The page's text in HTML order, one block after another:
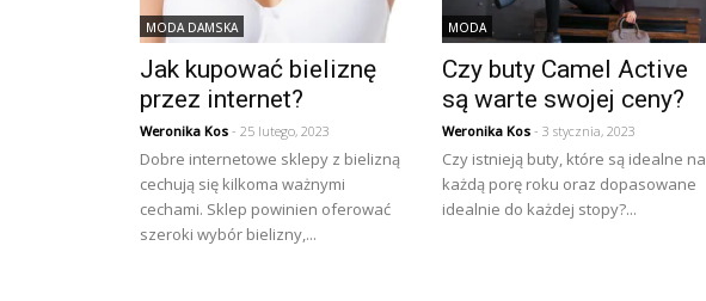
MODA DAMSKA
Jak kupować bieliznę
przez internet?
Weronika Kos - 25 lutego, 2023
Dobre internetowe sklepy z bielizną
cechują się kilkoma ważnymi
cechami. Sklep powinien oferować
szeroki wybór bielizny,...
MODA
Czy buty Camel Active
są warte swojej ceny?
Weronika Kos - 3 stycznia, 2023
Czy istnieją buty, które są idealne na
każdą porę roku oraz dopasowane
idealnie do każdej stopy?...